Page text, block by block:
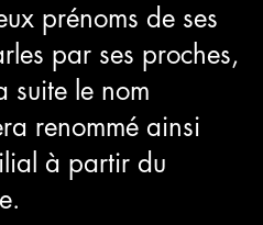
prénoms de ses
par ses proches,
suite le nom
renommé ainsi
à partir du